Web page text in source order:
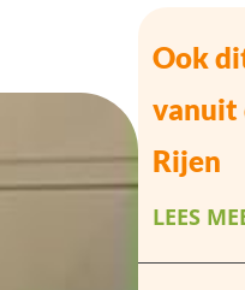
Ook
vanuit
Rijen
LEES